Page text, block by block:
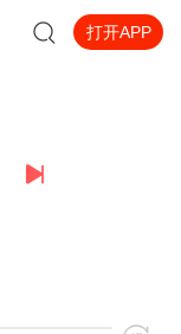
打开APP